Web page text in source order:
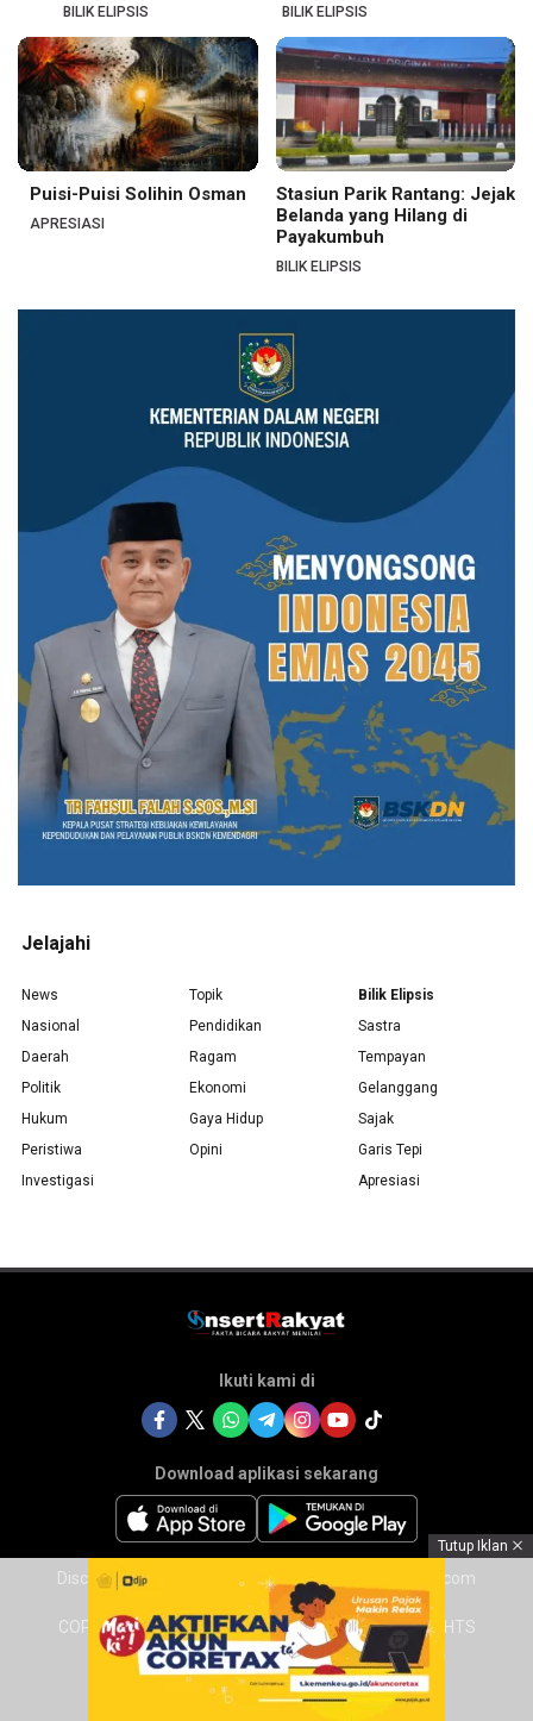
BILIK ELIPSIS BILIK ELIPSIS
Puisi-Puisi Solihin Osman
APRESIASI
Stasiun Parik Rantang: Jejak
Belanda yang Hilang di
Payakumbuh
BILIK ELIPSIS
Jelajahi
News
Nasional
Daerah
Politik
Hukum
Peristiwa
Investigasi
Topik
Pendidikan
Ragam
Ekonomi
Gaya Hidup
Opini
Bilik Elipsis
Sastra
Tempayan
Gelanggang
Sajak
Garis Tepi
Apresiasi
Ikuti kami di
Download aplikasi sekarang
Disclaimer Tentang Kami Redaksi Insertrakyat.com
COPYRIGHT © 2025 INSERTRAKYAT.COM – ALL RIGHTS
RESERVED
Tutup Iklan